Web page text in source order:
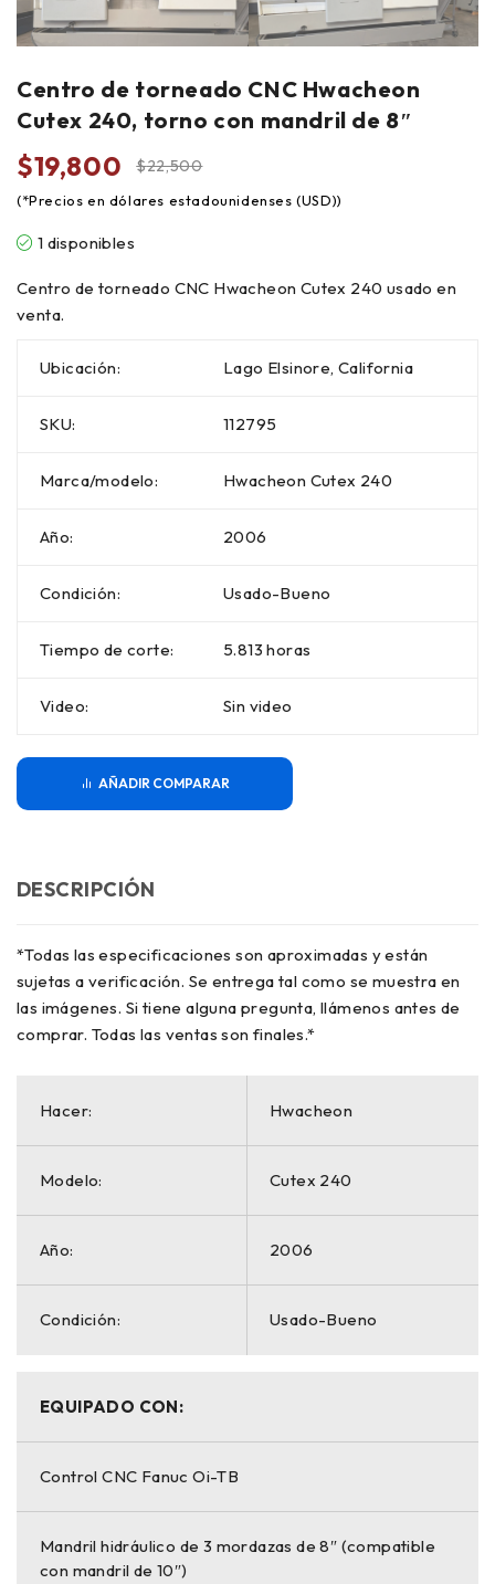
Centro de torneado CNC Hwacheon
Cutex 240, torno con mandril de 8″
$22,500
$19,800
1 disponibles
Centro de torneado CNC Hwacheon Cutex 240 usado en
venta.
Ubicación: Lago Elsinore, California
SKU: 112795
Marca/modelo: Hwacheon Cutex 240
Año: 2006
Condición: Usado-Bueno
Tiempo de corte: 5.813 horas
Video: Sin video
COMPARAR
DESCRIPCIÓN
*Todas las especificaciones son aproximadas y están
sujetas a verificación. Se entrega tal como se muestra en
las imágenes. Si tiene alguna pregunta, llámenos antes de
comprar. Todas las ventas son finales.*
Hacer: Hwacheon
Modelo: Cutex 240
Año: 2006
Condición: Usado-Bueno
EQUIPADO CON:
Control CNC Fanuc Oi-TB
Mandril hidráulico de 3 mordazas de 8″ (compatible
con mandril de 10″)